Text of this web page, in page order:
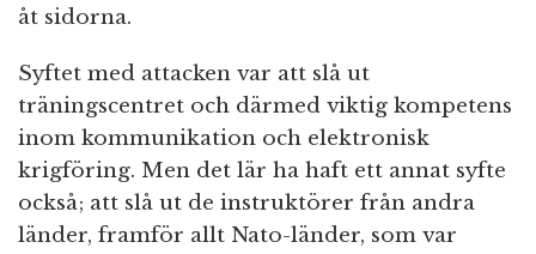
åt sidorna.
Syftet med attacken var att slå ut
träningscentret och därmed viktig kompetens
inom kommunikation och elektronisk
krigföring. Men det lär ha haft ett annat syfte
också; att slå ut de instruktörer från andra
länder, framför allt Nato-länder, som var